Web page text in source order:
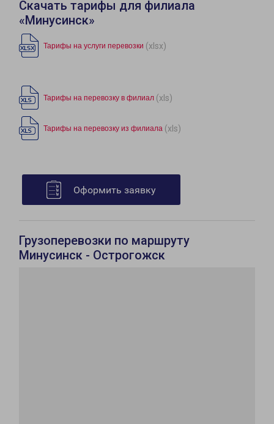
Скачать тарифы для филиала
«Минусинск»
Тарифы на услуги перевозки (xlsx)
Тарифы на перевозку в филиал (xls)
Тарифы на перевозку из филиала (xls)
Оформить заявку
Грузоперевозки по маршруту
Минусинск - Острогожск